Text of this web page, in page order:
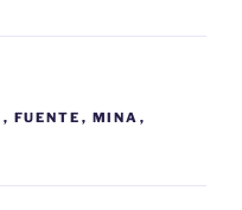
, FUENTE , MINA ,